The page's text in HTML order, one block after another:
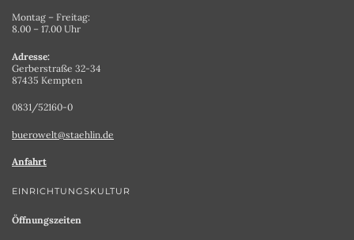
Montag – Freitag:
8.00 – 17.00 Uhr
Adresse:
Gerberstraße 32-34
87435 Kempten
0831/52160-0
buerowelt@staehlin.de
Anfahrt
EINRICHTUNGSKULTUR
Öffnungszeiten